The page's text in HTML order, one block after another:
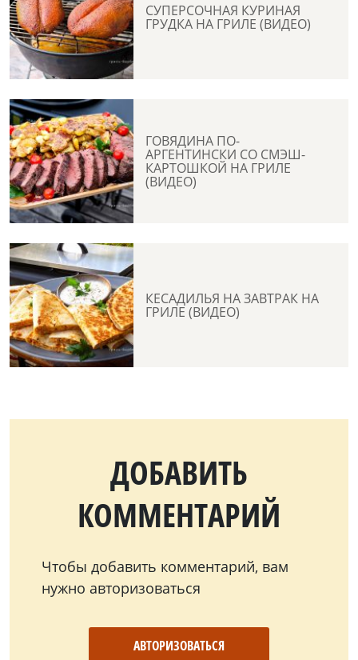
СУПЕРСОЧНАЯ КУРИНАЯ
ГРУДКА НА ГРИЛЕ (ВИДЕО)
ГОВЯДИНА ПО-
АРГЕНТИНСКИ СО СМЭШ-
КАРТОШКОЙ НА ГРИЛЕ
(ВИДЕО)
КЕСАДИЛЬЯ НА ЗАВТРАК НА
ГРИЛЕ (ВИДЕО)
ДОБАВИТЬ
КОММЕНТАРИЙ
Чтобы добавить комментарий, вам
нужно авторизоваться
АВТОРИЗОВАТЬСЯ